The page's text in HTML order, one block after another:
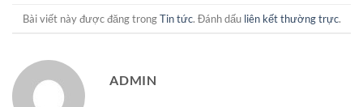
Bài viết này được đăng trongTin tức. Đánh dấu liên kết thường trực.
ADMIN